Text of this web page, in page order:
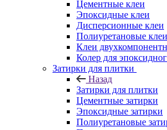
Цементные клеи
Эпоксидные клеи
Дисперсионные клеи
Полиуретановые клеи
Клеи
Колер для
Затирки для плитки
Назад
Затирки для плитки
Цементные затирки
Эпоксидные затирки
Полиуретановые